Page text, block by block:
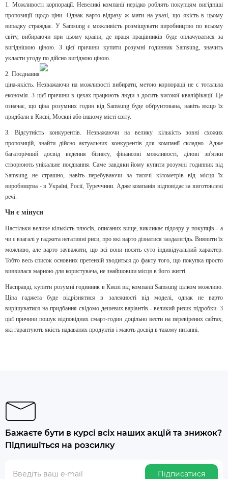
1. Можливості корпорації. Невеликі компанії нерідко роблять покупцям вигідніші
пропозиції щодо ціни. Однак варто відразу ж мати на увазі, що якість в цьому
випадку страждає. У Samsung є можливість розміщувати виробництво по всьому
світу, вибираючи при цьому країни, де праця працівників буде оплачуватися за
вигіднішою ціною. З цієї причини купити розумні годинник Samsung, значить
укласти угоду по дійсно вигідною ціною.
2. Поєднання
ціна-якість. Незважаючи на можливості вибирати, метою корпорації не є тотальна
економія. З цієї причини в цехах працюють люди з досить високої кваліфікації. Це
означає, що ціна розумних годин від Samsung буде обґрунтована, навіть якщо їх
придбали в Києві, Москві або іншому місті світу.
3. Відсутність конкурентів. Незважаючи на велику кількість зовні схожих
пропозицій, знайти дійсно актуальних конкурентів для компанії складно. Адже
багаторічний досвід ведення бізнесу, фінансові можливості, ділові зв'язки
створюють унікальне поєднання. Саме завдяки йому купити розумні годинник від
Samsung не страшно, навіть перебуваючи за тисячі кілометрів від місця їх
виробництва - в Україні, Росії, Туреччини. Адже компанія відповідає за виготовлені
речі.
Чи є мінуси
Настільки велике кількість плюсів, описаних вище, викликає підозру у покупців - а
чи є взагалі у гаджета негативні риси, про які варто дізнатися заздалегідь. Виявити їх
можливо, але варто зауважити, що всі вони носять суто індивідуальний характер.
Тобто весь список основних претензій зводиться до факту того, що покупка просто
виявилася марною для користувача, не знайшовши місця в його житті.
Насправді, купити розумні годинник в Києві від компанії Samsung цілком можливо.
Ціна гаджета буде відрізнятися в залежності від моделі, однак не варто
вирішуватися на придбання свідомо дешевих варіантів - великий ризик підробки. З
цієї причини пошук відповідних смарт-годин доцільно вести на перевірених сайтах,
які гарантують якість надаваних продуктів і мають досвід в такому питанні.
Бажаєте бути в курсі всіх наших акцій та знижок?
Підпишіться на розсилку
Підписатися